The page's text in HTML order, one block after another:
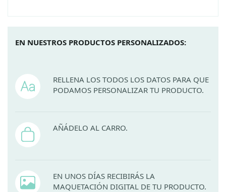
EN NUESTROS PRODUCTOS PERSONALIZADOS:
RELLENA LOS TODOS LOS DATOS PARA QUE
PODAMOS PERSONALIZAR TU PRODUCTO.
AÑÁDELO AL CARRO.
EN UNOS DÍAS RECIBIRÁS LA
MAQUETACIÓN DIGITAL DE TU PRODUCTO.